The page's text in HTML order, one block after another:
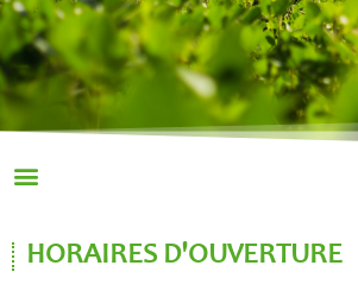
HORAIRES D'OUVERTURE